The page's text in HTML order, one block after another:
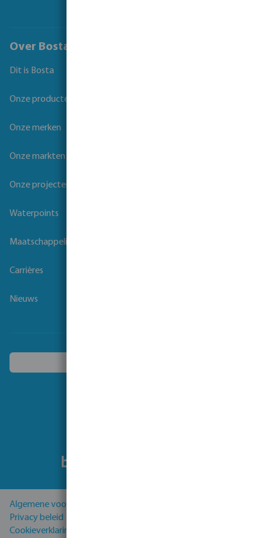
Over Bosta
Dit is Bosta
Onze producten
Onze merken
Onze markten
Onze projecten
Waterpoints
Maatschappelijk verantwoord ondernemen
Carrières
Nieuws
Algemene voorwaarden
Privacy beleid
Cookieverklaring